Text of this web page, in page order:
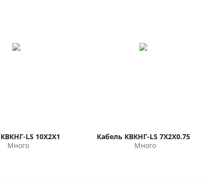
LS 10Х2Х1
Много
Кабель КВКНГ-LS 7Х2Х0.75
Много